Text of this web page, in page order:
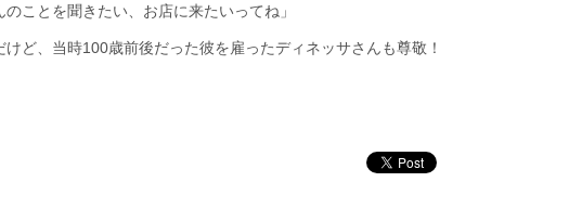
ことを聞きたい、お店に来たいってね」
ど、当時100歳前後だった彼を雇ったディネッサさんも尊敬！